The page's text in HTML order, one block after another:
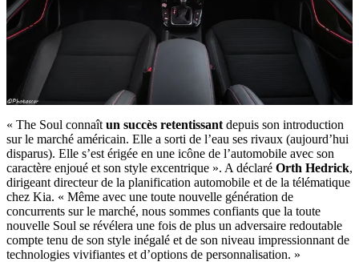
« The Soul connaît un succès retentissant depuis son introduction
sur le marché américain. Elle a sorti de l’eau ses rivaux (aujourd’hui
disparus). Elle s’est érigée en une icône de l’automobile avec son
caractère enjoué et son style excentrique ». A déclaré Orth Hedrick,
dirigeant directeur de la planification automobile et de la télématique
chez Kia. « Même avec une toute nouvelle génération de
concurrents sur le marché, nous sommes confiants que la toute
nouvelle Soul se révélera une fois de plus un adversaire redoutable
compte tenu de son style inégalé et de son niveau impressionnant de
technologies vivifiantes et d’options de personnalisation. »